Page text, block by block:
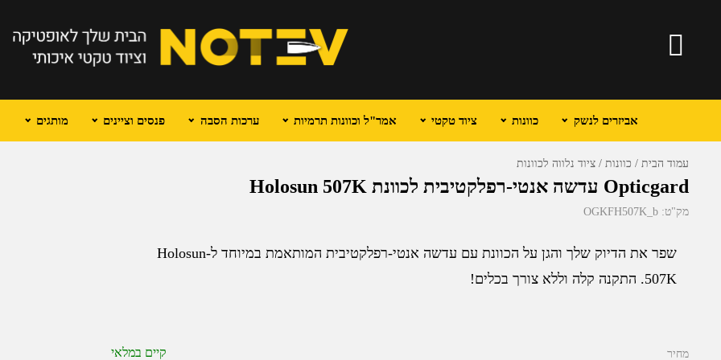
אביזרים לנשק כוונות ציוד טקטי אמר"ל וכוונות תרמיות ערכות הסבה פנסים וציינים מותגים
עמוד הבית כוונות ציוד נלווה לכוונות
Opticgard עדשה אנטי-רפלקטיבית לכוונת Holosun 507K
מק"ט: OGKFH507K_b
שפר את הדיוק שלך והגן על הכוונת עם עדשה אנטי-רפלקטיבית המותאמת במיוחד ל-Holosun
507K. התקנה קלה וללא צורך בכלים!
מחיר קיים במלאי